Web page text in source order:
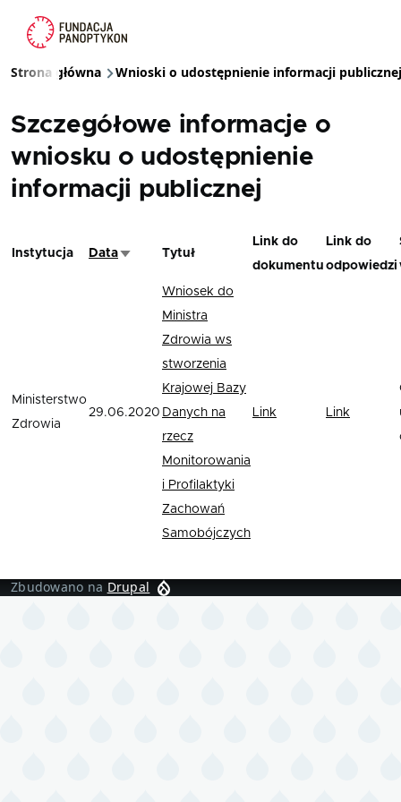
Ścieżka nawigacyjna
Strona główna Wnioski o udostępnienie informacji publicznej
Szczegółowe informacje o
wniosku o udostępnienie
informacji publicznej
Instytucja DataSortuj rosnąco
Tytuł
Link do
dokumentu
Link do
odpowiedzi
Ministerstwo
Zdrowia
29.06.2020
Wniosek do
Ministra
Zdrowia ws
stworzenia
Krajowej Bazy
Danych na
rzecz
Monitorowania
i Profilaktyki
Zachowań
Samobójczych
Link Link
Zbudowano na Drupal